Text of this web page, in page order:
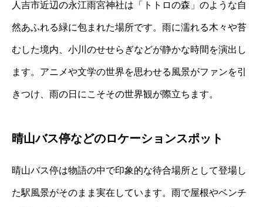
人吉市近辺の永江雨宮神社は「トトロの森」のような自
然あふれる緑に包まれた場所です。雨に濡れる木々や苔
むした境内、小川のせせらぎなどが静かな時間を演出し
ます。アニメや文学の世界を思わせる風景がファンを引
きつけ、雨の日にこそその世界観が際立ちます。
晴山バス停などのロケーションスポット
晴山バス停は物語の中で印象的な待合場所として登場し
た駅風景がそのまま実在しています。雨で屋根やベンチ